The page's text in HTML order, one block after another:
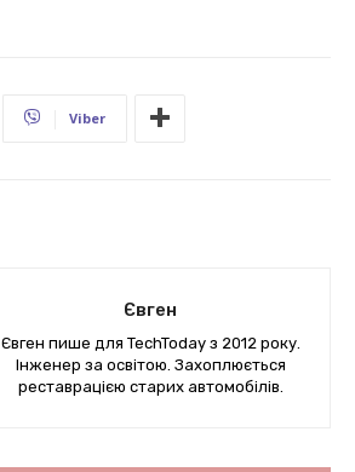
Viber
Євген
Євген пише для TechToday з 2012 року.
Інженер за освітою. Захоплюється
реставрацією старих автомобілів.